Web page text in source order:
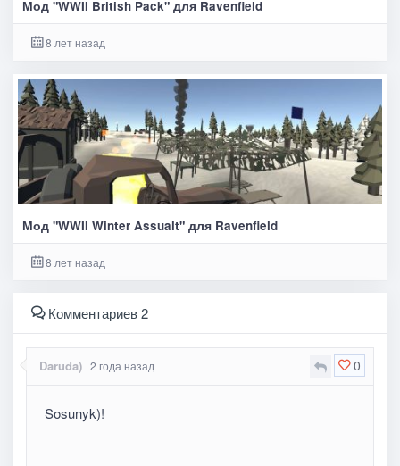
Мод "WWII British Pack" для Ravenfield
8 лет назад
Мод "WWII Winter Assualt" для Ravenfield
8 лет назад
Комментариев 2
0
Daruda) 2 года назад
Sosunyk)!